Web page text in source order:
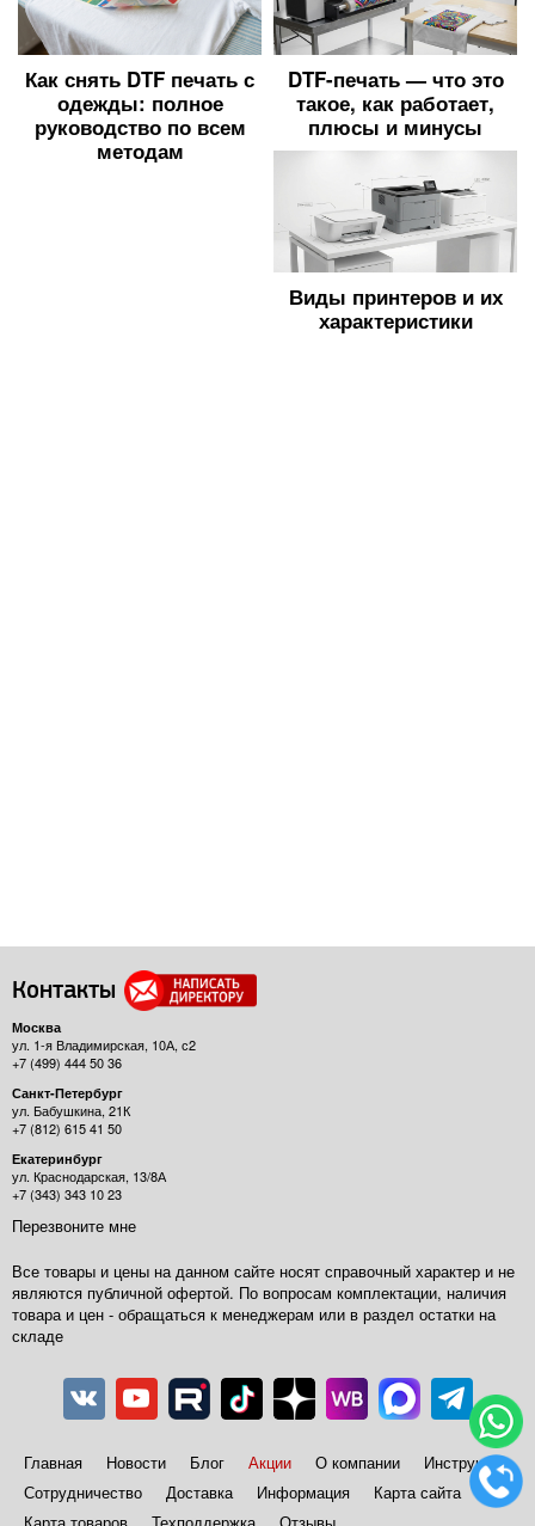
Как снять DTF печать с
одежды: полное
руководство по всем
методам
DTF-печать — что это
такое, как работает,
плюсы и минусы
Виды принтеров и их
характеристики
Контакты
Москва
ул. 1-я Владимирская, 10А, с2
+7 (499) 444 50 36
Санкт-Петербург
ул. Бабушкина, 21К
+7 (812) 615 41 50
Екатеринбург
ул. Краснодарская, 13/8А
+7 (343) 343 10 23
Перезвоните мне
Все товары и цены на данном сайте носят справочный характер и не
являются публичной офертой. По вопросам комплектации, наличия
товара и цен - обращаться к менеджерам или в раздел остатки на
складе
Главная Новости Блог Акции О компании
Инструкции
Сотрудничество
Доставка Информация
Карта сайта